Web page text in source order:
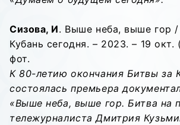
Сизова, И. Выше неба, выше гор
Кубань сегодня. – 2023. – 19
фот.
К 80-летию окончания Битвы за
состоялась премьера
«Выше неба, выше гор. Битва на
тележурналиста Дмитрия